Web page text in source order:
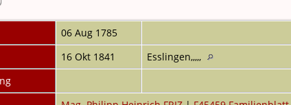
06 Aug 1785
16 Okt 1841
Esslingen,,,,,